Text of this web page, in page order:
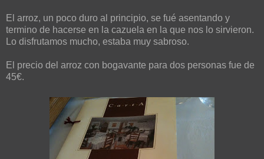
El arroz, un poco duro al principio, se fué asentando y
termino de hacerse en la cazuela en la que nos lo sirvieron.
Lo disfrutamos mucho, estaba muy sabroso.
El precio del arroz con bogavante para dos personas fue de
45€.